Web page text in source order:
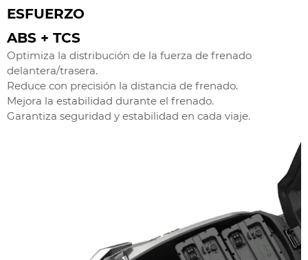
ESFUERZO
ABS + TCS
Optimiza la distribución de la fuerza de frenado
delantera/trasera.
Reduce con precisión la distancia de frenado.
Mejora la estabilidad durante el frenado.
Garantiza seguridad y estabilidad en cada viaje.